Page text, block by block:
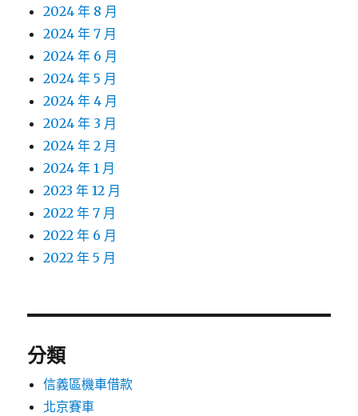
2024 年 8 月
2024 年 7 月
2024 年 6 月
2024 年 5 月
2024 年 4 月
2024 年 3 月
2024 年 2 月
2024 年 1 月
2023 年 12 月
2022 年 7 月
2022 年 6 月
2022 年 5 月
分類
信義區機車借款
北京賽車